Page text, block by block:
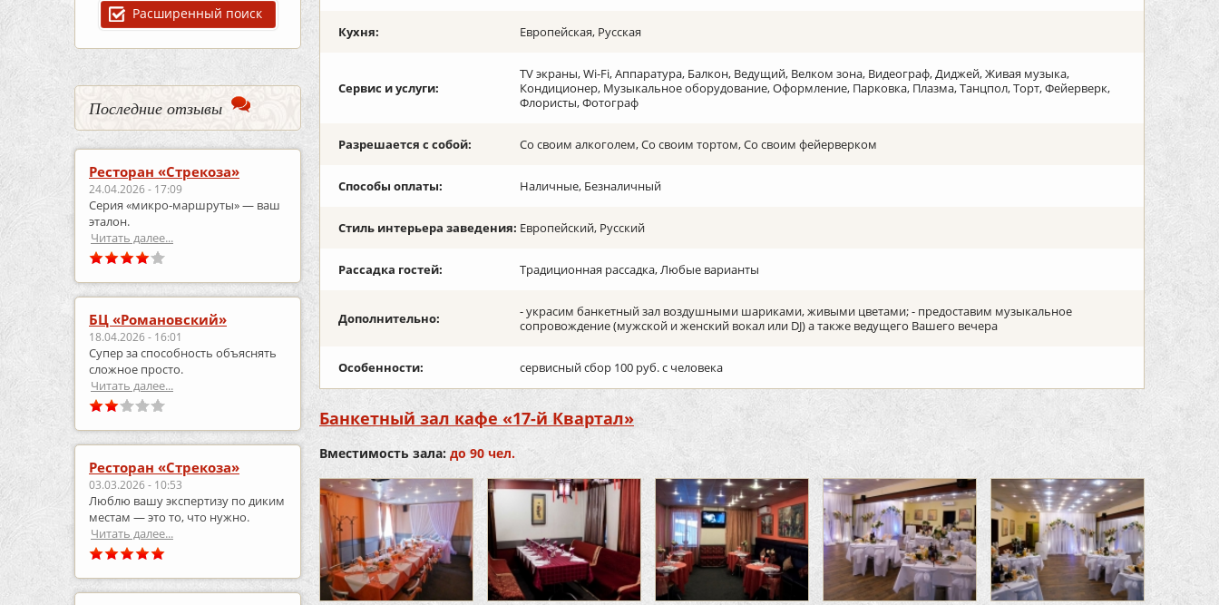
Расширенный поиск
Последние отзывы
Ресторан «Стрекоза»
24.04.2026 - 17:09
Серия «микро‑маршруты» — ваш
эталон.
Читать далее...
БЦ «Романовский»
18.04.2026 - 16:01
Супер за способность объяснять
сложное просто.
Читать далее...
Ресторан «Стрекоза»
03.03.2026 - 10:53
Люблю вашу экспертизу по диким
местам — это то, что нужно.
Читать далее...
Кухня: Европейская, Русская
Сервис и услуги:
TV экраны, Wi-Fi, Аппаратура, Балкон, Ведущий, Велком зона, Видеограф, Диджей, Живая музыка,
Кондиционер, Музыкальное оборудование, Оформление, Парковка, Плазма, Танцпол, Торт, Фейерверк,
Флористы, Фотограф
Разрешается с собой: Со своим алкоголем, Со своим тортом, Со своим фейерверком
Способы оплаты: Наличные, Безналичный
Стиль интерьера заведения: Европейский, Русский
Рассадка гостей: Традиционная рассадка, Любые варианты
Дополнительно:
- украсим банкетный зал воздушными шариками, живыми цветами; - предоставим музыкальное
сопровождение (мужской и женский вокал или DJ) а также ведущего Вашего вечера
Особенности: сервисный сбор 100 руб. с человека
Банкетный зал кафе «17-й Квартал»
Вместимость зала: до 90 чел.